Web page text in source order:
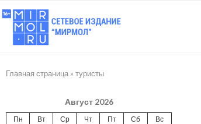
Главная страница » туристы
Август 2026
Пн Вт Ср Чт Пт Сб Вс